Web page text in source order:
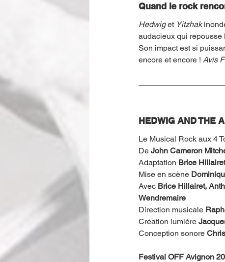
Quand le rock
Hedwig et Yitzhak
audacieux qui repousse
Son impact est si
encore et encore ! Avis
HEDWIG AND THE
Le Musical Rock aux 4
De John Cameron
Adaptation Brice
Mise en scène
Avec Brice Hillairet,
Wendremaire
Direction musicale
Création lumière
Conception sonore
Festival OFF Avignon